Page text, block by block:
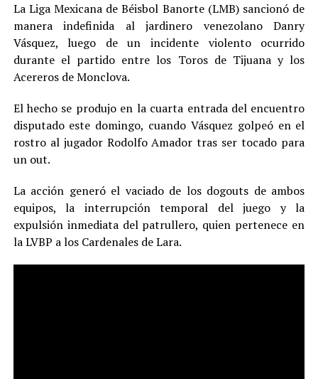
La Liga Mexicana de Béisbol Banorte (LMB) sancionó de
manera indefinida al jardinero venezolano Danry
Vásquez, luego de un incidente violento ocurrido
durante el partido entre los Toros de Tijuana y los
Acereros de Monclova.
El hecho se produjo en la cuarta entrada del encuentro
disputado este domingo, cuando Vásquez golpeó en el
rostro al jugador Rodolfo Amador tras ser tocado para
un out.
La acción generó el vaciado de los dogouts de ambos
equipos, la interrupción temporal del juego y la
expulsión inmediata del patrullero, quien pertenece en
la LVBP a los Cardenales de Lara.